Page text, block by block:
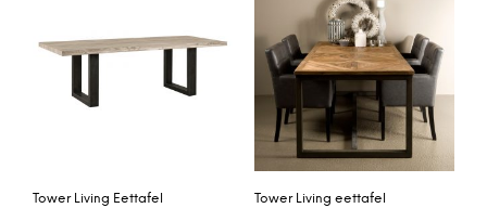
Tower Living Eettafel
Tower Living eettafel